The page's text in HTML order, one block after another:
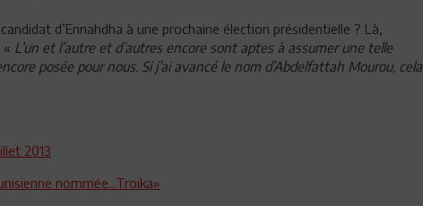
d’Ennahdha à une prochaine élection présidentielle ? Là,
« L’un et l’autre et d’autres encore sont aptes à assumer une telle
posée pour nous. Si j’ai avancé le nom d’Abdelfattah Mourou, cela
2013
nommée...Troika»